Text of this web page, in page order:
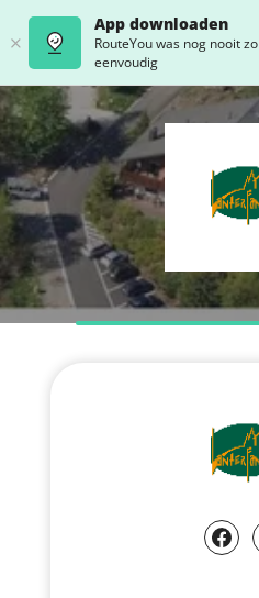
App downloaden
RouteYou was nog nooit zo
eenvoudig